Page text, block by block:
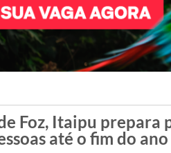
Foz, Itaipu prepara
até o fim do ano